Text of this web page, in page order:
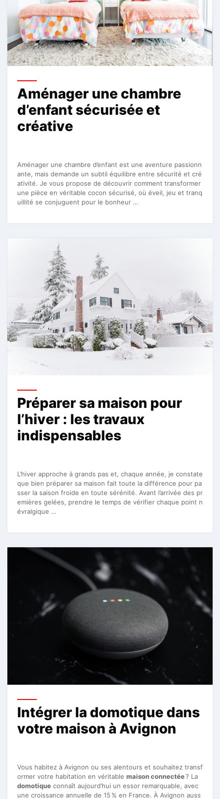
Aménager une chambre
d’enfant sécurisée et
créative
Aménager une chambre d’enfant est une aventure passionn
ante, mais demande un subtil équilibre entre sécurité et cré
ativité. Je vous propose de découvrir comment transformer
une pièce en véritable cocon sécurisé, où éveil, jeu et tranq
uillité se conjuguent pour le bonheur …
Préparer sa maison pour
l’hiver : les travaux
indispensables
L’hiver approche à grands pas et, chaque année, je constate
que bien préparer sa maison fait toute la différence pour pa
sser la saison froide en toute sérénité. Avant l’arrivée des pr
emières gelées, prendre le temps de vérifier chaque point n
évralgique …
Intégrer la domotique dans
votre maison à Avignon
Vous habitez à Avignon ou ses alentours et souhaitez transf
ormer votre habitation en véritable maison connectée? La
domotique connaît aujourd’hui un essor remarquable, avec
une croissance annuelle de 15 % en France. À Avignon auss